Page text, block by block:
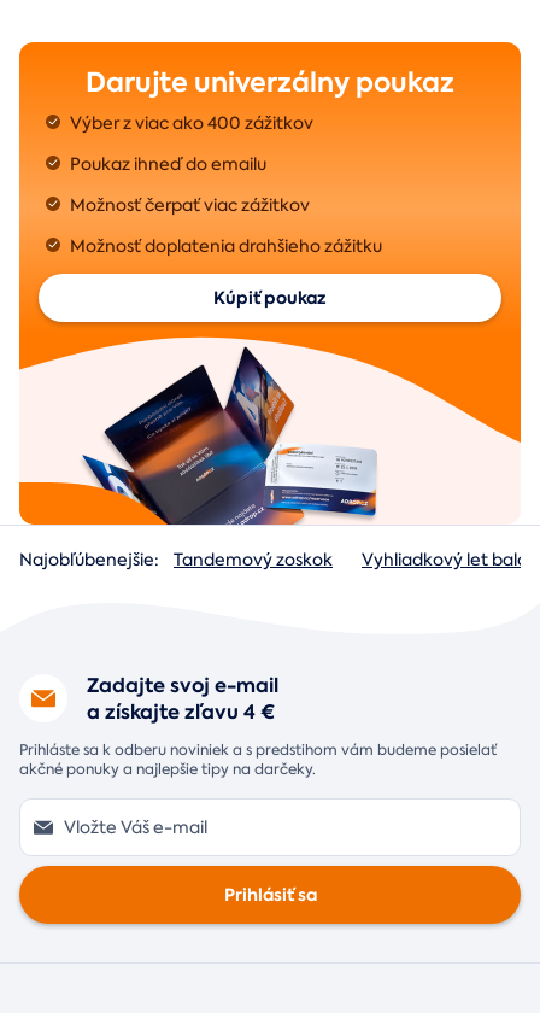
Darujte univerzálny poukaz
Výber z viac ako 400 zážitkov
Poukaz ihneď do emailu
Možnosť čerpať viac zážitkov
Možnosť doplatenia drahšieho zážitku
Kúpiť poukaz
Najobľúbenejšie: Tandemový zoskok Vyhliadkový let
Zadajte svoj e-mail
a získajte zľavu 4 €
Prihláste sa k odberu noviniek a s predstihom vám budeme posielať
akčné ponuky a najlepšie tipy na darčeky.
Prihlásiť sa